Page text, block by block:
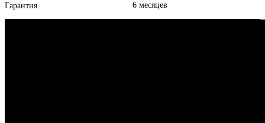
Гарантия 6 месяцев